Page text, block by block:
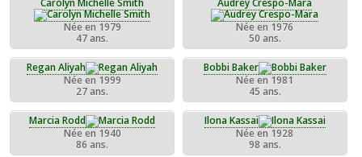
Carolyn Michelle Smith
Née en 1979
47 ans.
Audrey Crespo-Mara
Née en 1976
50 ans.
Regan Aliyah
Née en 1999
27 ans.
Bobbi Baker
Née en 1981
45 ans.
Marcia Rodd
Née en 1940
86 ans.
Ilona Kassai
Née en 1928
98 ans.